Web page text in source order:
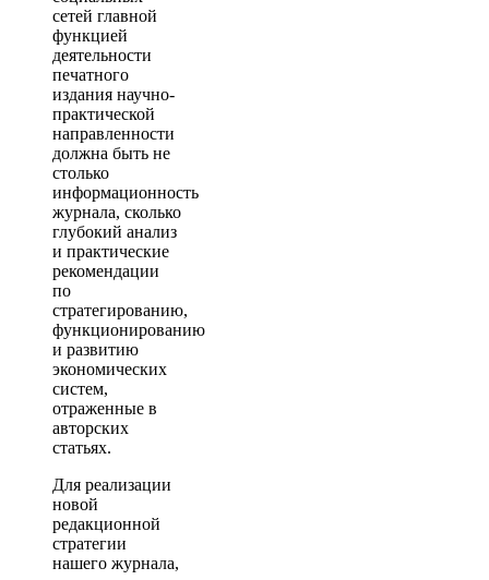
сетей главной
функцией
деятельности
печатного
издания научно-
практической
направленности
должна быть не
столько
информационность
журнала, сколько
глубокий анализ
и практические
рекомендации
по
стратегированию,
функционированию
и развитию
экономических
систем,
отраженные в
авторских
статьях.
Для реализации
новой
редакционной
стратегии
нашего журнала,